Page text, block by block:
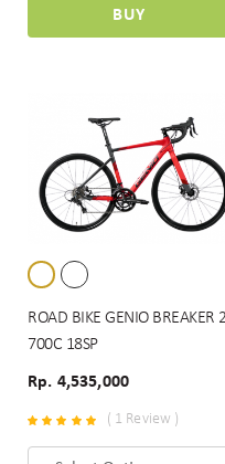
BUY
ROAD BIKE GENIO BREAKER
700C 18SP
Rp. 4,535,000
( 1 Review )